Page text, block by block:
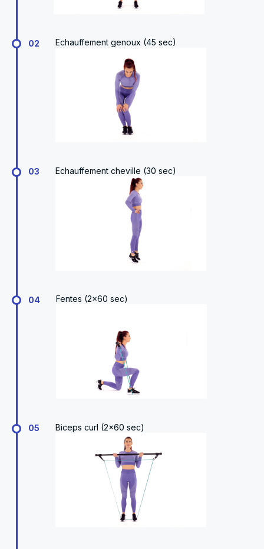
02 Echauffement genoux (45 sec)
03 Echauffement cheville (30 sec)
04 Fentes (2x60 sec)
05 Biceps curl (2x60 sec)